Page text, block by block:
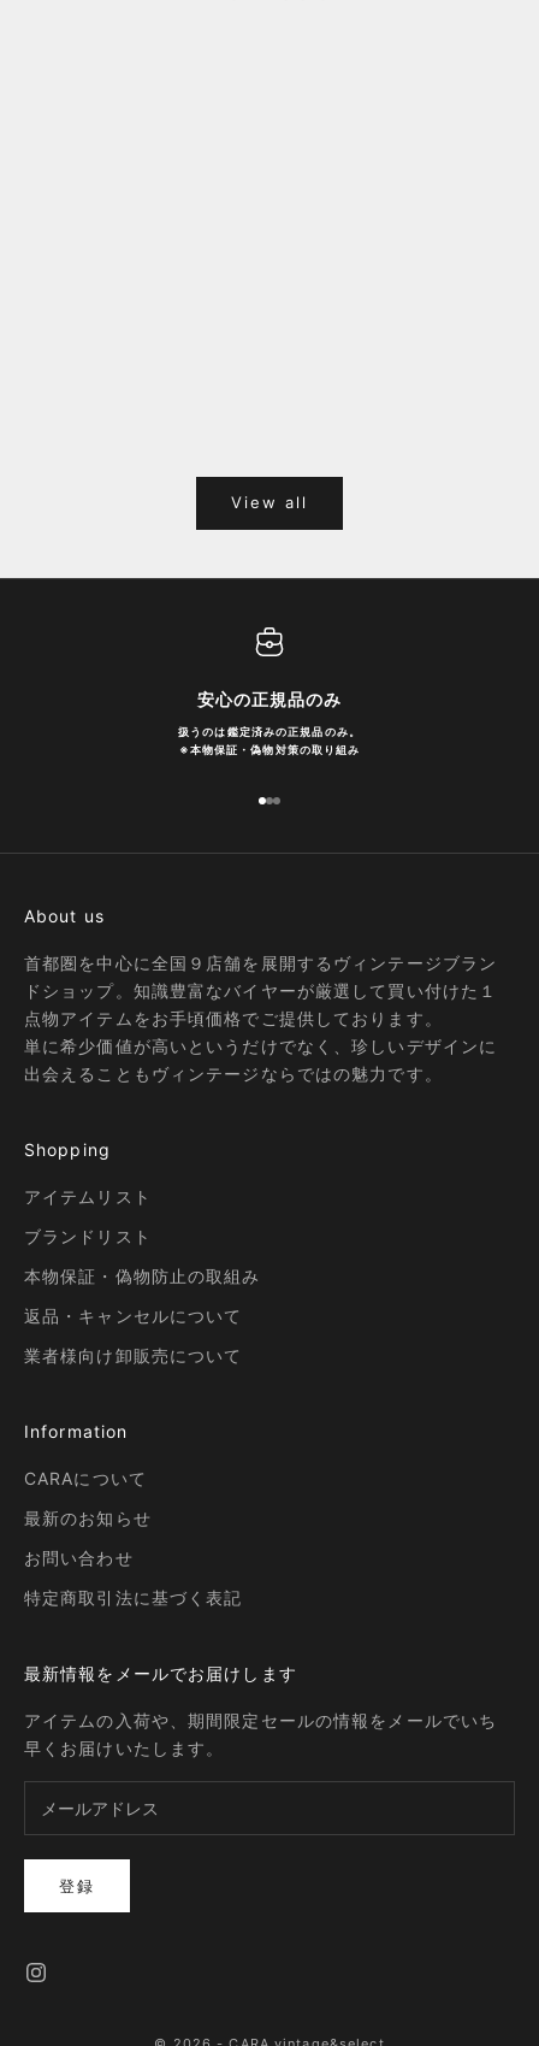
View all
安心の正規品のみ
扱うのは鑑定済みの正規品のみ。
※本物保証・偽物対策の取り組み
I18n Error: Missing interpolation
I18n Error: Missing interpolation
I18n Error: Missing interpolation
About us
首都圏を中心に全国９店舗を展開するヴィンテージブラン
ドショップ。知識豊富なバイヤーが厳選して買い付けた１
点物アイテムをお手頃価格でご提供しております。
単に希少価値が高いというだけでなく、珍しいデザインに
出会えることもヴィンテージならではの魅力です。
Shopping
アイテムリスト
ブランドリスト
本物保証・偽物防止の取組み
返品・キャンセルについて
業者様向け卸販売について
Information
CARAについて
最新のお知らせ
お問い合わせ
特定商取引法に基づく表記
最新情報をメールでお届けします
アイテムの入荷や、期間限定セールの情報をメールでいち
早くお届けいたします。
登録